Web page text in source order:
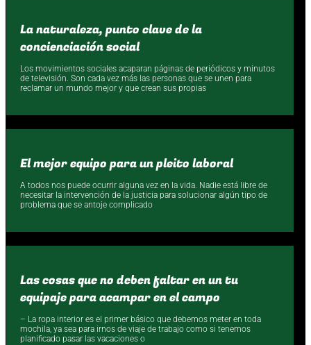
La naturaleza, punto clave de la
concienciación social
Los movimientos sociales acaparan páginas de periódicos y minutos
de televisión. Son cada vez más las personas que se unen para
reclamar un mundo mejor y que crean sus propias
El mejor equipo para un pleito laboral
A todos nos puede ocurrir alguna vez en la vida. Nadie está libre de
necesitar la intervención de la justicia para solucionar algún tipo de
problema que se antoje complicado
Las cosas que no deben faltar en un tu
equipaje para acampar en el campo
– La ropa interior es el primer básico que debemos meter en toda
mochila, ya sea para irnos de viaje de trabajo como si tenemos
planificado pasar las vacaciones o